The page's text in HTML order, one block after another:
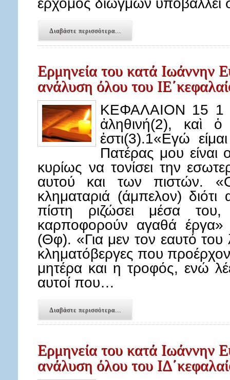
Διαβάστε περισσότερα...
Ερμηνεία του κατά Ιωάννην
ανάλυση όλου του
ΚΕΦΑΛΑΙΟΝ 15 1
ἀληθινή(2), καὶ
ἐστι(3).1«Εγώ
Πατέρας μου
κυρίως να τονίσει την
αυτού και των πιστών.
κληματαριά (άμπελον)
πίστη ριζώσει μέσα
καρποφορούν αγαθά
(Θφ). «Για μεν τον εαυτό του
κληματόβεργες που
μητέρα και η τροφός, ενώ
αυτοί που…
Διαβάστε περισσότερα...
Ερμηνεία του κατά Ιωάννην
ανάλυση όλου του